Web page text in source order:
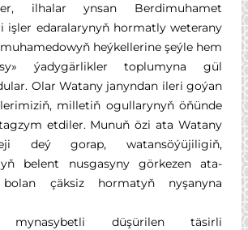
ilhalar ynsan Berdimuhamet
işler edaralarynyň hormatly weterany
heýkellerine şeýle hem
ýadygärlikler toplumyna gül
Olar Watany janyndan ileri goýan
milletiň ogullarynyň öňünde
etdiler. Munuň özi ata Watany
deý gorap, watansöýüjiligiň,
belent nusgasyny görkezen ata-
bolan çäksiz hormatyň nyşanyna
mynasybetli düşürilen täsirli